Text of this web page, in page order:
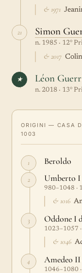
& 1971
21 Simon
n. 1985 · 12°
& 2017
★ Léon
n. 2018 · 13°
ORIGINI — CASA
1003
1 Beroldo
2 Umberto I
980–1048 ·
& 1016
3 Oddone I
1023–1057
& 1046
4 Amedeo
1046–1080